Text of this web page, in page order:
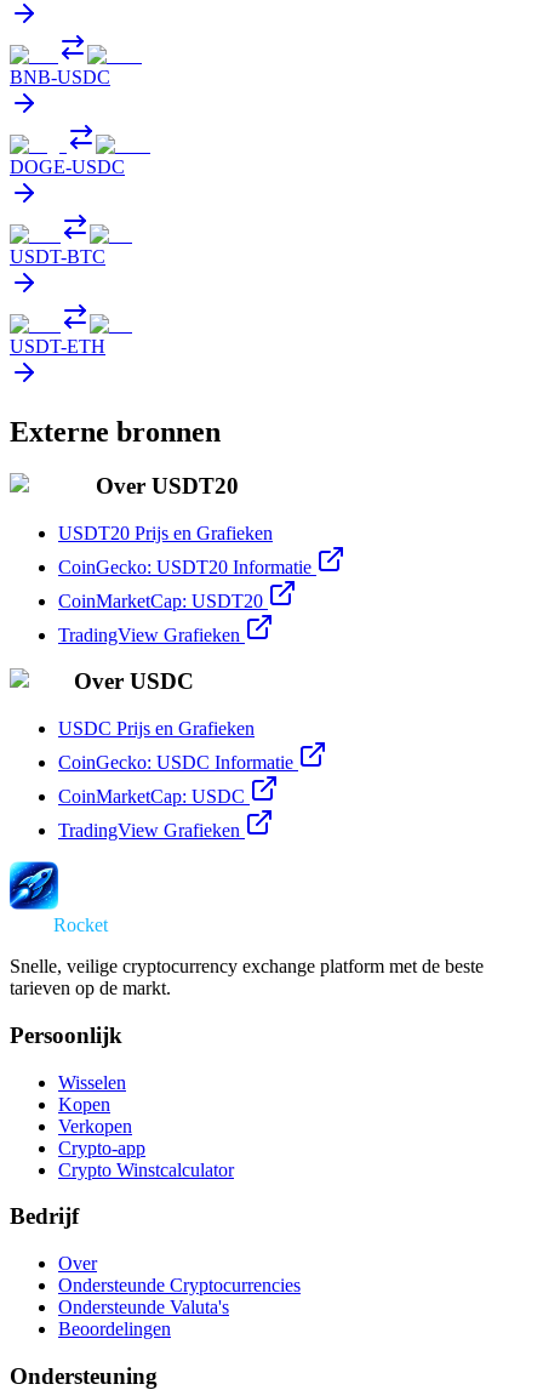
BNB-USDC
DOGE-USDC
USDT-BTC
USDT-ETH
Externe bronnen
Over USDT20
USDT20 Prijs en Grafieken
CoinGecko: USDT20 Informatie
CoinMarketCap: USDT20
TradingView Grafieken
Over USDC
USDC Prijs en Grafieken
CoinGecko: USDC Informatie
CoinMarketCap: USDC
TradingView Grafieken
Rocket
Snelle, veilige cryptocurrency exchange platform met de beste
tarieven op de markt.
Persoonlijk
Wisselen
Kopen
Verkopen
Crypto-app
Crypto Winstcalculator
Bedrijf
Over
Ondersteunde Cryptocurrencies
Ondersteunde Valuta's
Beoordelingen
Ondersteuning